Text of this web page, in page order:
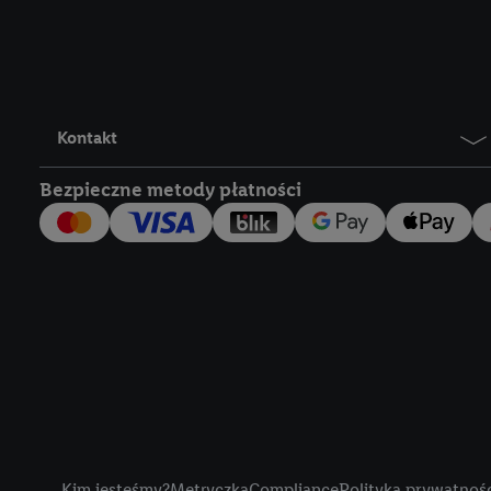
Kontakt
Bezpieczne metody płatności
Lidl Plus, możemy
wymienionych
następnie
użytkownika w
my i jeden z innych
Użytkownik upoważnia
usługach Lidl. Utiq
tak, Utiq udostępni
numeru
wykorzystany do
szczególności
obsługiwanych przez
korzystanie z
lub